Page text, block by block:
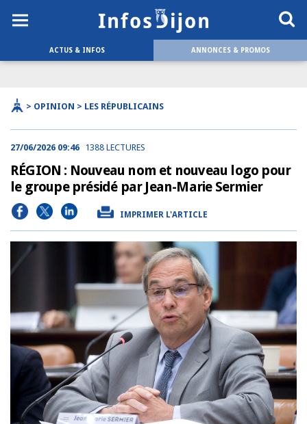
ACTUS & INFOS ANNONCES & PROMOS
> OPINION > LES RÉPUBLICAINS
27/06/2026 09:46 1388 LECTURES
RÉGION : Nouveau nom et nouveau logo pour
le groupe présidé par Jean-Marie Sermier
IMPRIMER L'ARTICLE